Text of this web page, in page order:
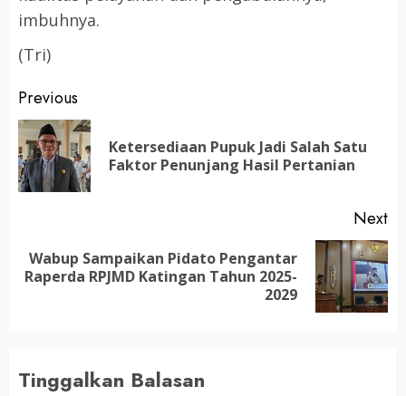
imbuhnya.
(Tri)
Post
navigation
Previous
Ketersediaan Pupuk Jadi Salah Satu
Faktor Penunjang Hasil Pertanian
Next
Next
Wabup Sampaikan Pidato Pengantar
Raperda RPJMD Katingan Tahun 2025-
2029
Tinggalkan Balasan